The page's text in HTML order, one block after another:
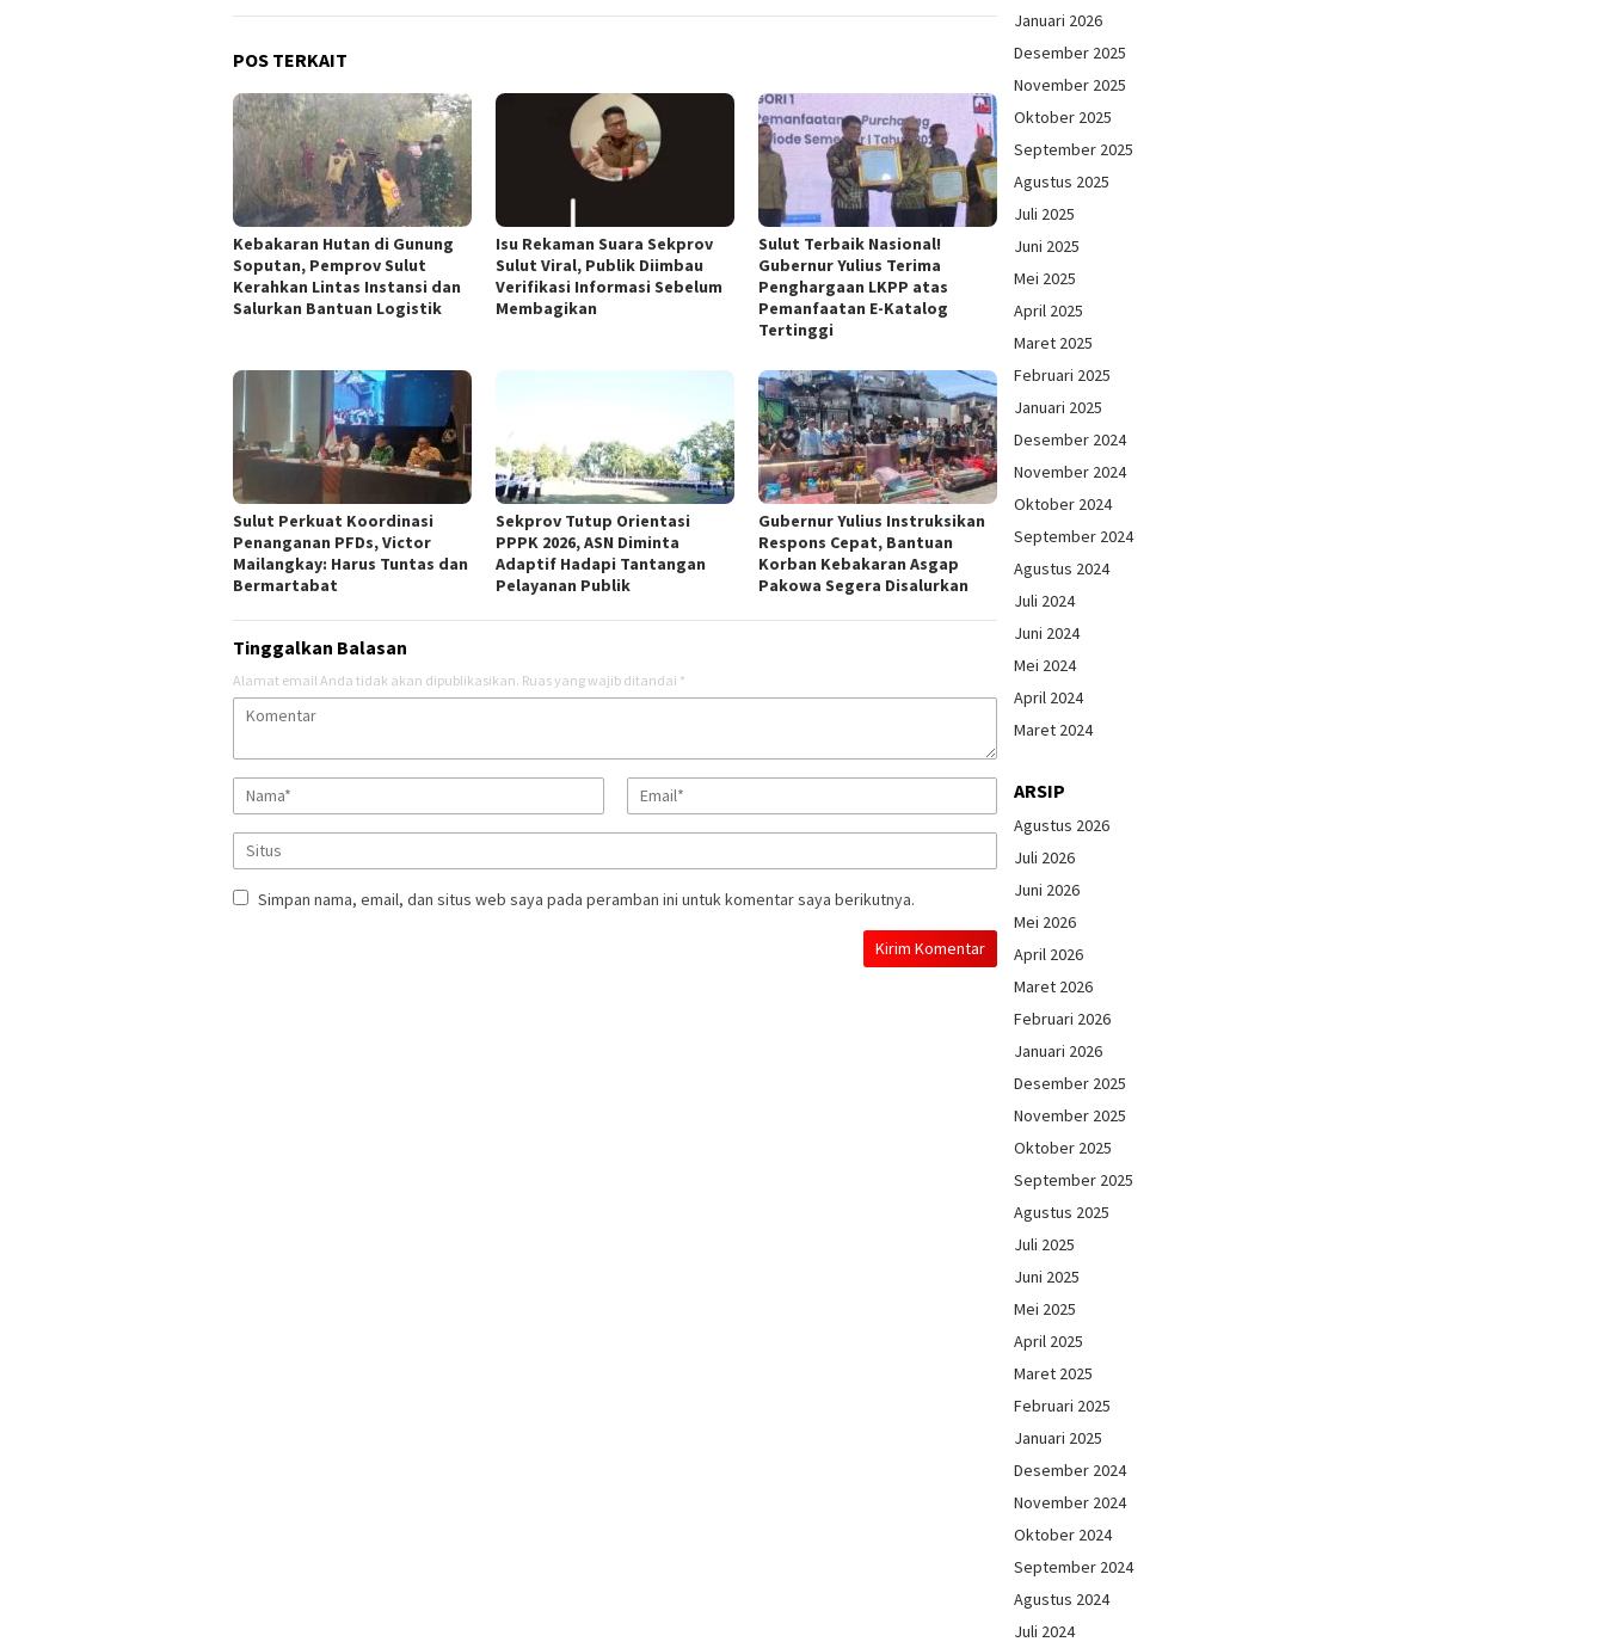
POS TERKAIT
Kebakaran Hutan di Gunung
Soputan, Pemprov Sulut
Kerahkan Lintas Instansi dan
Salurkan Bantuan Logistik
Isu Rekaman Suara Sekprov
Sulut Viral, Publik Diimbau
Verifikasi Informasi Sebelum
Membagikan
Sulut Terbaik Nasional!
Gubernur Yulius Terima
Penghargaan LKPP atas
Pemanfaatan E-Katalog
Tertinggi
Sulut Perkuat Koordinasi
Penanganan PFDs, Victor
Mailangkay: Harus Tuntas dan
Bermartabat
Sekprov Tutup Orientasi
PPPK 2026, ASN Diminta
Adaptif Hadapi Tantangan
Pelayanan Publik
Gubernur Yulius Instruksikan
Respons Cepat, Bantuan
Korban Kebakaran Asgap
Pakowa Segera Disalurkan
Tinggalkan Balasan
Alamat email Anda tidak akan dipublikasikan. Ruas yang wajib ditandai *
Simpan nama, email, dan situs web saya pada peramban ini untuk komentar saya berikutnya.
Januari 2026
Desember 2025
November 2025
Oktober 2025
September 2025
Agustus 2025
Juli 2025
Juni 2025
Mei 2025
April 2025
Maret 2025
Februari 2025
Januari 2025
Desember 2024
November 2024
Oktober 2024
September 2024
Agustus 2024
Juli 2024
Juni 2024
Mei 2024
April 2024
Maret 2024
ARSIP
Agustus 2026
Juli 2026
Juni 2026
Mei 2026
April 2026
Maret 2026
Februari 2026
Januari 2026
Desember 2025
November 2025
Oktober 2025
September 2025
Agustus 2025
Juli 2025
Juni 2025
Mei 2025
April 2025
Maret 2025
Februari 2025
Januari 2025
Desember 2024
November 2024
Oktober 2024
September 2024
Agustus 2024
Juli 2024